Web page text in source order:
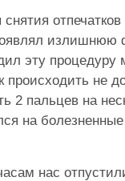
излишнюю
эту процедуру
происходить не
2 пальцев на
на
нас